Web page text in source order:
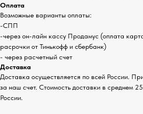
Оплата
Возможные варианты оплаты:
-СПП
-через он-лайн кассу Продамус (оплата
расрочки от Тинькофф и сбербанк)
- через расчетный счет
Доставка
Доставка осуществляется по всей России.
за наш счет. Стоимость доставки в среднем
России.